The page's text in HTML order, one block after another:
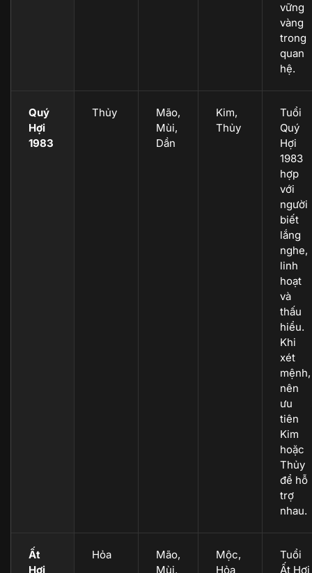
vững
vàng
trong
quan
hệ.
Quý
Hợi
1983
Thủy
Mão,
Mùi,
Dần
Kim,
Thủy
Tuổi
Quý
Hợi
1983
hợp
với
người
biết
lắng
nghe,
linh
hoạt
và
thấu
hiểu.
Khi
xét
mệnh,
nên
ưu
tiên
Kim
hoặc
Thủy
để hỗ
trợ
nhau.
Ất
Hợi
Hỏa
Mão,
Mùi,
Mộc,
Hỏa
Tuổi
Ất Hợi